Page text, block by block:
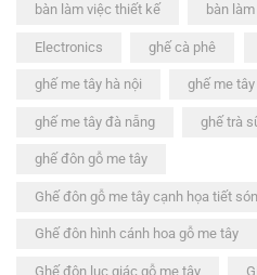
bàn làm việc thiết kế bàn
Electronics ghế cà phê
ghế me tây hà nội ghế me
ghế me tây đà nẵng ghế trà
ghế đôn gỗ me tây
Ghế đôn gỗ me tây cạnh họa tiết
Ghế đôn hình cánh hoa gỗ me tây
Ghế đôn lục giác gỗ me tây